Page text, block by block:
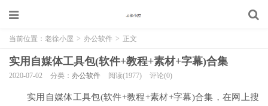
当前位置： 老徐小屋 > 办公软件 > 正文
实用自媒体工具包(软件+教程+素材+字幕)合集
2020-07-02 分类： 办公软件 阅读(1977) 评论(0)
实用自媒体工具包(软件+教程+素材+字幕)合集，在网上搜